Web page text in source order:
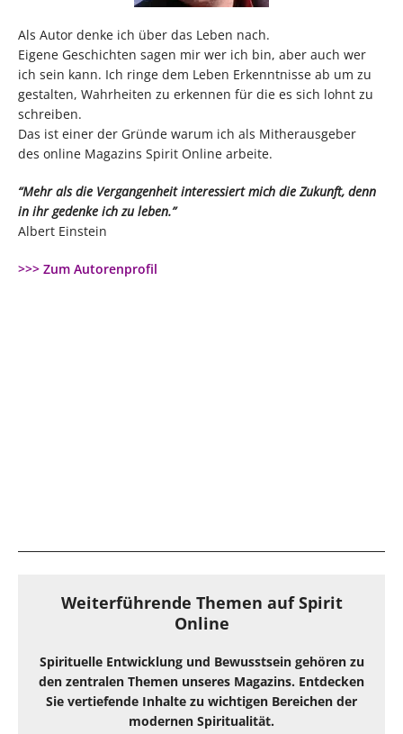
Als Autor denke ich über das Leben nach.
Eigene Geschichten sagen mir wer ich bin, aber auch wer
ich sein kann. Ich ringe dem Leben Erkenntnisse ab um zu
gestalten, Wahrheiten zu erkennen für die es sich lohnt zu
schreiben.
Das ist einer der Gründe warum ich als Mitherausgeber
des online Magazins Spirit Online arbeite.
“Mehr als die Vergangenheit interessiert mich die Zukunft, denn
in ihr gedenke ich zu leben.”
Albert Einstein
>>> Zum Autorenprofil
Weiterführende Themen auf Spirit
Online
Spirituelle Entwicklung und Bewusstsein gehören zu
den zentralen Themen unseres Magazins. Entdecken
Sie vertiefende Inhalte zu wichtigen Bereichen der
modernen Spiritualität.